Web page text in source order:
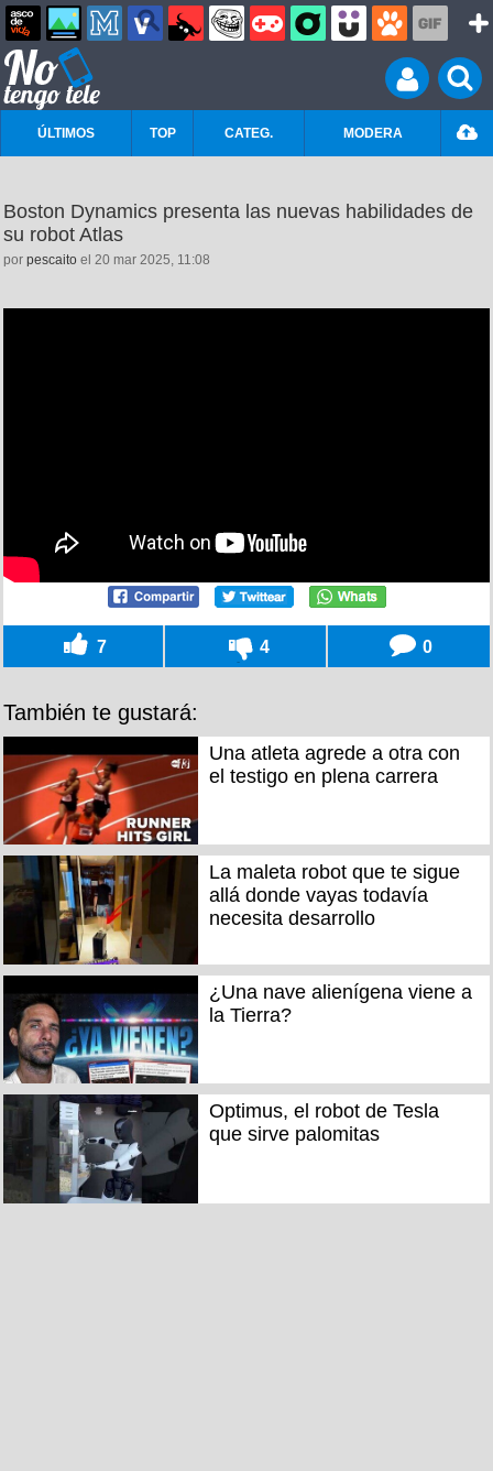
ÚLTIMOS TOP CATEG. MODERA
Boston Dynamics presenta las nuevas habilidades de
su robot Atlas
por pescaito el 20 mar 2025, 11:08
7 4 0
También te gustará:
Una atleta agrede a otra con
el testigo en plena carrera
La maleta robot que te sigue
allá donde vayas todavía
necesita desarrollo
¿Una nave alienígena viene a
la Tierra?
Optimus, el robot de Tesla
que sirve palomitas